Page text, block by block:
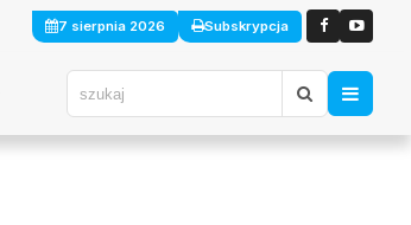
7 sierpnia 2026 Subskrypcja